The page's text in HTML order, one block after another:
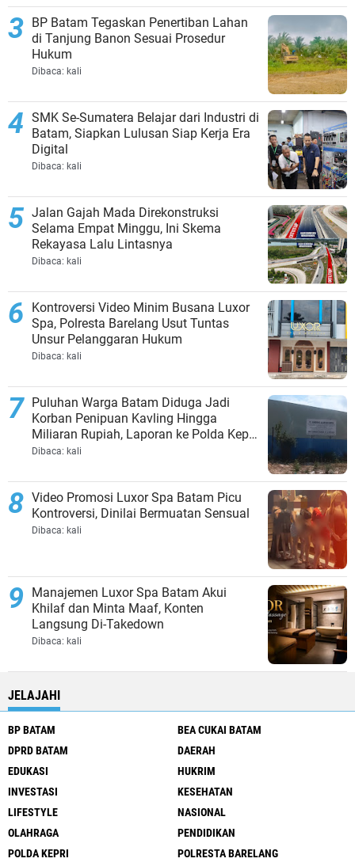
BP Batam Tegaskan Penertiban Lahan
di Tanjung Banon Sesuai Prosedur
Hukum
Dibaca: kali
SMK Se-Sumatera Belajar dari Industri di
Batam, Siapkan Lulusan Siap Kerja Era
Digital
Dibaca: kali
Jalan Gajah Mada Direkonstruksi
Selama Empat Minggu, Ini Skema
Rekayasa Lalu Lintasnya
Dibaca: kali
Kontroversi Video Minim Busana Luxor
Spa, Polresta Barelang Usut Tuntas
Unsur Pelanggaran Hukum
Dibaca: kali
Puluhan Warga Batam Diduga Jadi
Korban Penipuan Kavling Hingga
Miliaran Rupiah, Laporan ke Polda Kepri
Jalan di Tempat?
Dibaca: kali
Video Promosi Luxor Spa Batam Picu
Kontroversi, Dinilai Bermuatan Sensual
Dibaca: kali
Manajemen Luxor Spa Batam Akui
Khilaf dan Minta Maaf, Konten
Langsung Di-Takedown
Dibaca: kali
JELAJAHI
BP BATAM
BEA CUKAI BATAM
DPRD BATAM
DAERAH
EDUKASI
HUKRIM
INVESTASI
KESEHATAN
LIFESTYLE
NASIONAL
OLAHRAGA
PENDIDIKAN
POLDA KEPRI
POLRESTA BARELANG